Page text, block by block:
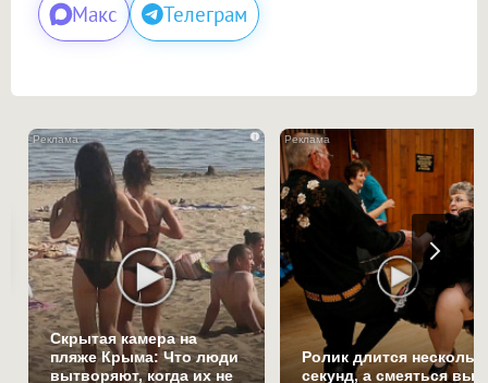
Макс Телеграм
i
Скрытая камера на
пляже Крыма: Что люди
вытворяют, когда их не
Ролик длится
секунд, а смеяться вы